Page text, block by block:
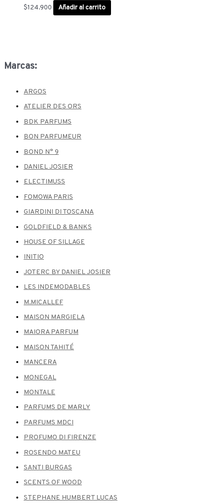
Marcas:
ARGOS
ATELIER DES ORS
BDK PARFUMS
BON PARFUMEUR
BOND N° 9
DANIEL JOSIER
ELECTIMUSS
FOMOWA PARIS
GIARDINI DI TOSCANA
GOLDFIELD & BANKS
HOUSE OF SILLAGE
INITIO
JOTERC BY DANIEL JOSIER
LES INDEMODABLES
M.MICALLEF
MAISON MARGIELA
MAIORA PARFUM
MAISON TAHITÉ
MANCERA
MONEGAL
MONTALE
PARFUMS DE MARLY
PARFUMS MDCI
PROFUMO DI FIRENZE
ROSENDO MATEU
SANTI BURGAS
SCENTS OF WOOD
STEPHANE HUMBERT LUCAS
$124.900 Añadir al carrito